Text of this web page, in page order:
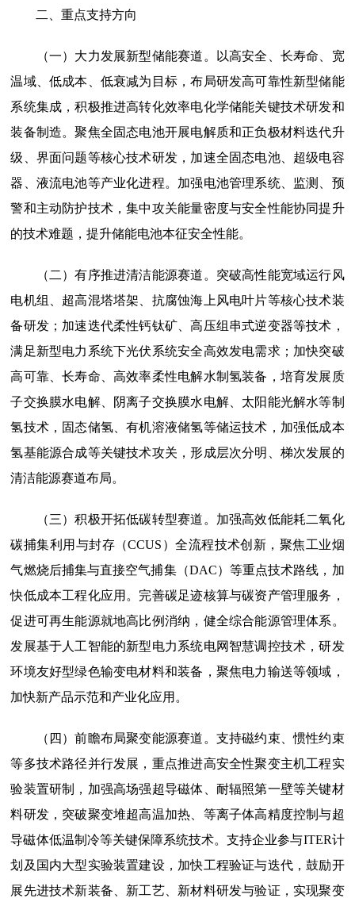
二、重点支持方向
（一）大力发展新型储能赛道。
以高安全、长寿命、宽
温域、低成本、低衰减为目标，布局研发高可靠性新型储能
系统集成，积极推进高转化效率电化学储能关键技术研发和
装备制造。聚焦全固态电池开展电解质和正负极材料迭代升
级、界面问题等核心技术研发，加速全固态电池、超级电容
器、液流电池等产业化进程。加强电池管理系统、监测、预
警和主动防护技术，集中攻关能量密度与安全性能协同提升
的技术难题，提升储能电池本征安全性能。
（二）有序推进清洁能源赛道。 突破高性能宽域运行风
电机组、超高混塔塔架、抗腐蚀海上风电叶片等核心技术装
备研发；加速迭代柔性钙钛矿、高压组串式逆变器等技术，
满足新型电力系统下光伏系统安全高效发电需求；加快突破
高可靠、长寿命、高效率柔性电解水制氢装备，培育发展质
子交换膜水电解、阴离子交换膜水电解、太阳能光解水等制
氢技术，固态储氢、有机溶液储氢等储运技术，加强低成本
氢基能源合成等关键技术攻关，形成层次分明、梯次发展的
清洁能源赛道布局。
（三）积极开拓低碳转型赛道。 加强高效低能耗二氧化
碳捕集利用与封存（CCUS）全流程技术创新，聚焦工业烟
气燃烧后捕集与直接空气捕集（DAC）等重点技术路线，加
快低成本工程化应用。完善碳足迹核算与碳资产管理服务，
促进可再生能源就地高比例消纳，健全综合能源管理体系。
发展基于人工智能的新型电力系统电网智慧调控技术，研发
环境友好型绿色输变电材料和装备，聚焦电力输送等领域，
加快新产品示范和产业化应用。
（四）前瞻布局聚变能源赛道。 支持磁约束、惯性约束
等多技术路径并行发展，重点推进高安全性聚变主机工程实
验装置研制，加强高场强超导磁体、耐辐照第一壁等关键材
料研发，突破聚变堆超高温加热、等离子体高精度控制与超
导磁体低温制冷等关键保障系统技术。支持企业参与ITER计
划及国内大型实验装置建设，加快工程验证与迭代，鼓励开
展先进技术新装备、新工艺、新材料研发与验证，实现聚变